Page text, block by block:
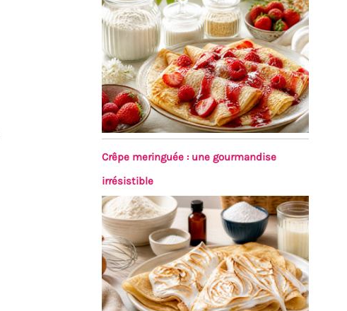
Crêpe meringuée : une gourmandise
irrésistible